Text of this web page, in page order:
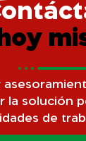
hoy
la solución
de